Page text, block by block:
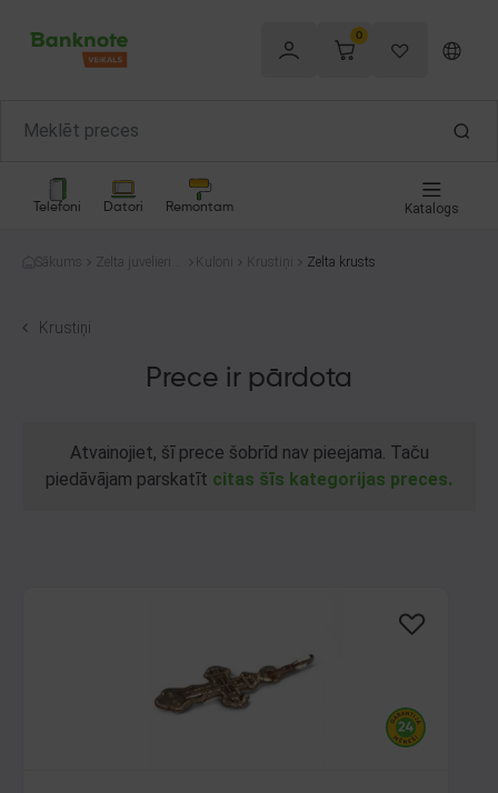
0
Telefoni Datori Remontam Katalogs
Sākums
Zelta juvelierizs
Kuloni Krustiņi Zelta krusts
Krustiņi
Prece ir pārdota
Atvainojiet, šī prece šobrīd nav pieejama. Taču
piedāvājam parskatīt citas šīs kategorijas preces.